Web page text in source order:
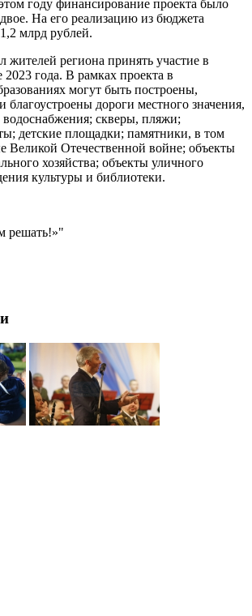
году финансирование проекта было
На его реализацию из бюджета
млрд рублей.
жителей региона принять участие в
2023 года. В рамках проекта в
могут быть построены,
благоустроены дороги местного значения,
скверы, пляжи;
детские площадки; памятники, в том
Великой Отечественной войне; объекты
хозяйства; объекты уличного
культуры и библиотеки.
решать!»"